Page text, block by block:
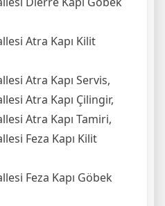
Atra Kapı Kilit
Atra Kapı Servis,
Atra Kapı Çilingir,
Atra Kapı Tamiri,
Feza Kapı Kilit
Feza Kapı Göbek